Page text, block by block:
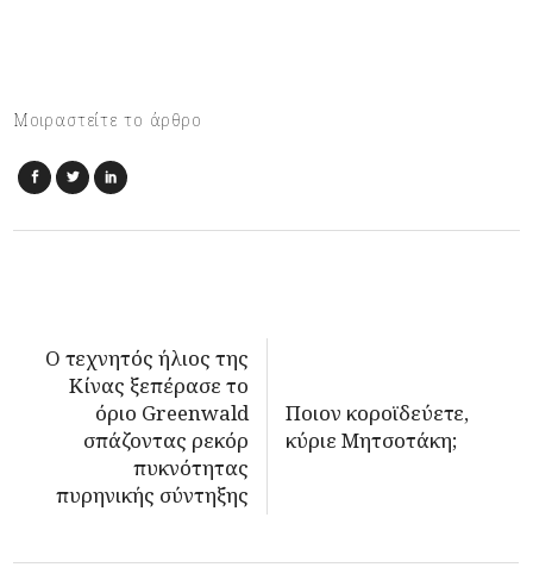
Μοιραστείτε το άρθρο
Ο τεχνητός ήλιος της
Κίνας ξεπέρασε το
όριο Greenwald
σπάζοντας ρεκόρ
πυκνότητας
πυρηνικής σύντηξης
Ποιον κοροϊδεύετε,
κύριε Μητσοτάκη;